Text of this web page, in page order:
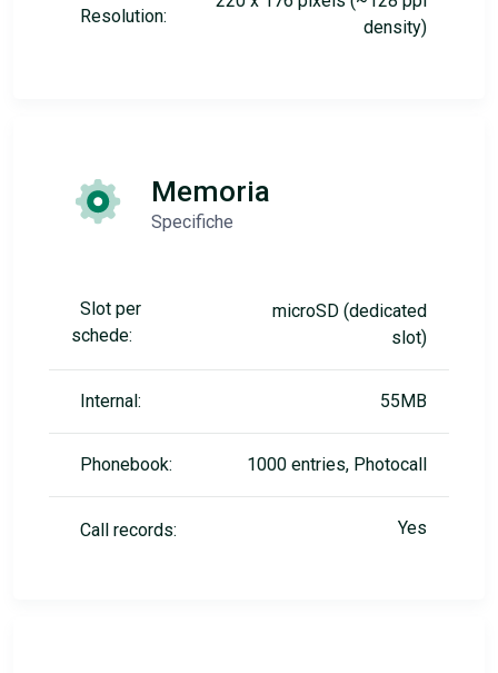
Resolution:
density)
Memoria
Specifiche
Slot per
schede:
microSD (dedicated
slot)
Internal: 55MB
Phonebook: 1000 entries, Photocall
Call records: Yes